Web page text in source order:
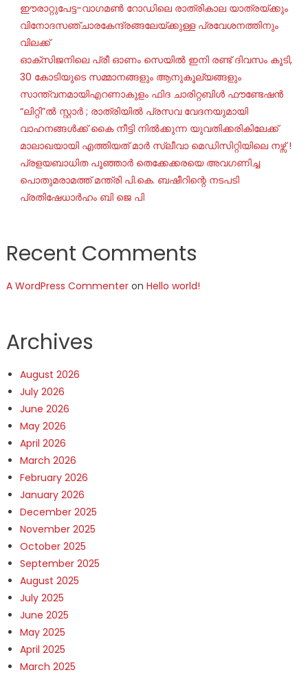
ഈരാറ്റുപേട്ട-വാഗമൺ റോഡിലെ രാത്രികാല യാത്രയ്ക്കും
വിനോദസഞ്ചാരകേന്ദ്രങ്ങലേയ്ക്കുള്ള പ്രവേശനത്തിനും
വിലക്ക്
ഓക്‌സിജനിലെ പ്രീ ഓണം സെയില്‍ ഇനി രണ്ട് ദിവസം കൂടി,
30 കോടിയുടെ സമ്മാനങ്ങളും ആനുകൂല്യങ്ങളും
സാന്ത്വനമായിഎറണാകുളം ഫിദ ചാരിറ്റബിൾ ഫൗണ്ടേഷൻ
“ലിറ്റി”ൽ സ്റ്റാർ ; രാത്രിയിൽ പ്രസവ വേദനയുമായി
വാഹനങ്ങൾക്ക് കൈ നീട്ടി നിൽക്കുന്ന യുവതിക്കരികിലേക്ക്
മാലാഖയായി എത്തിയത് മാർ സ്ലീവാ മെഡിസിറ്റിയിലെ നഴ്സ് !
പ്രളയബാധിത പൂഞ്ഞാർ തെക്കേക്കരയെ അവഗണിച്ച
പൊതുമരാമത്ത് മന്ത്രി പി.കെ. ബഷീറിന്റെ നടപടി
പ്രതിഷേധാർഹം ബി ജെ പി
Recent Comments
A WordPress Commenteron Hello world!
Archives
August 2026
July 2026
June 2026
May 2026
April 2026
March 2026
February 2026
January 2026
December 2025
November 2025
October 2025
September 2025
August 2025
July 2025
June 2025
May 2025
April 2025
March 2025